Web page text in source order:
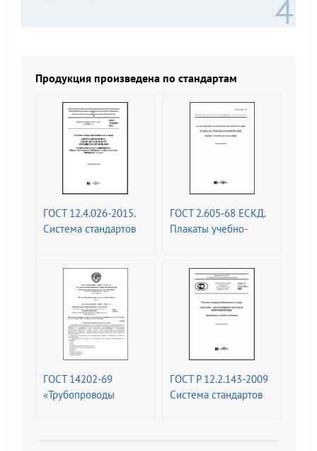
Продукция произведена по стандартам
ГОСТ 12.4.026-2015.
Система стандартов
знаки безопасности и
разметка сигнальная.
Назначение и правила
применения. Общие
технические
требования и
Методы испытаний
ГОСТ 2.605-68 ЕСКД.
Плакаты учебно-
требования (с
Изменениями N 1, 2)
ГОСТ 14202-69
«Трубопроводы
ГОСТ Р 12.2.143-2009
Система стандартов